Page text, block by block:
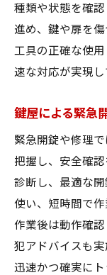
種類や状態を確
進め、鍵や扉を
工具の正確な使
速な対応が実現し
鍵屋による緊急
緊急開錠や修理
把握し、安全確
診断し、最適な
使い、短時間で作
作業後は動作確
犯アドバイスも実
迅速かつ確実に